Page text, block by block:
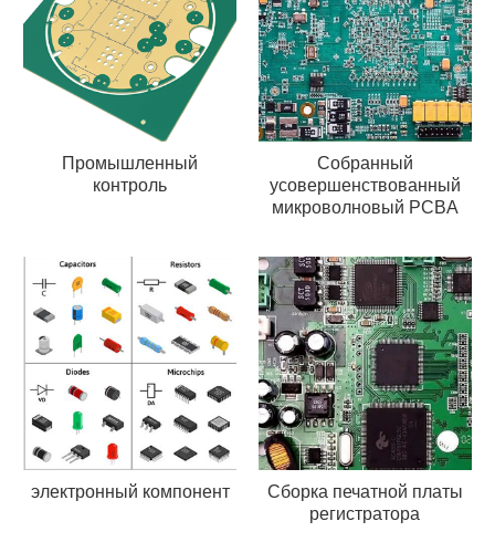
Промышленный
контроль
Собранный
усовершенствованный
микроволновый PCBA
электронный компонент
Сборка печатной платы
регистратора